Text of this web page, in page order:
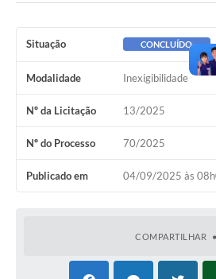
Situação CONCLUÍDO
Modalidade Inexigibilidade
Nº da Licitação 13/2025
Nº do Processo 70/2025
Publicado em 04/09/2025 às
COMPARTILHAR